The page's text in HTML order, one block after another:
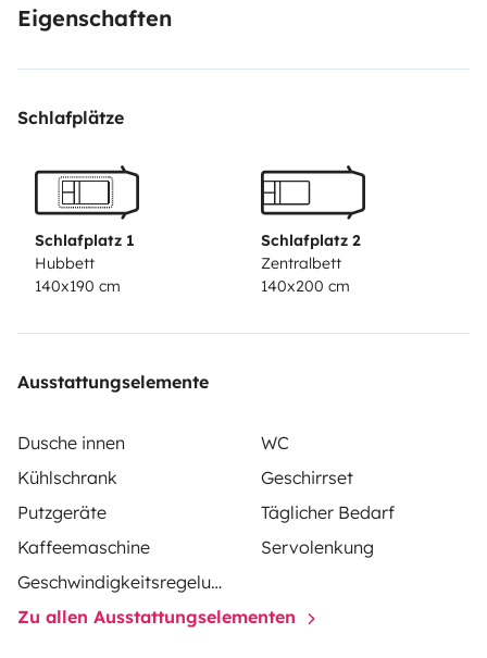
Eigenschaften
Schlafplätze
Schlafplatz 1
Hubbett
140x190 cm
Schlafplatz 2
Zentralbett
140x200 cm
Ausstattungselemente
Dusche innen
WC
Kühlschrank
Geschirrset
Putzgeräte
Täglicher Bedarf
Kaffeemaschine
Servolenkung
Geschwindigkeitsregelung
Zu allen Ausstattungselementen